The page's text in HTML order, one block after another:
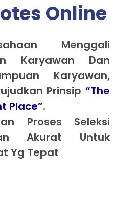
Online
Menggali
Karyawan Dan
Karyawan,
Prinsip “the
Place”.
Proses Seleksi
Akurat Untuk
Yg Tepat